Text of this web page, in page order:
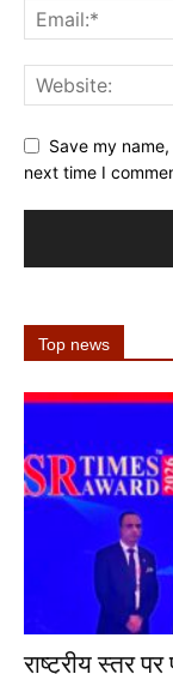
Save my
next time I
Top news
राष्ट्रीय स्तर